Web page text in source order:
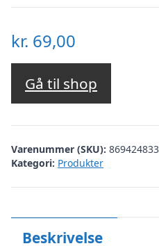
kr. 69,00
Gå til shop
Varenummer (SKU):
Kategori: Produkter
Beskrivelse